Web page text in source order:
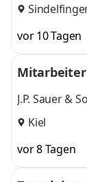
vor 10 Tagen
J.P. Sauer &
Kiel
vor 8 Tagen